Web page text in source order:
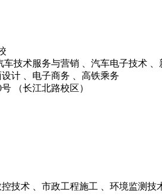
车技术服务与营销 、汽车电子技术
计 、电子商务 、高铁乘务
（长江北路校区）
控技术 、市政工程施工 、环境监测技